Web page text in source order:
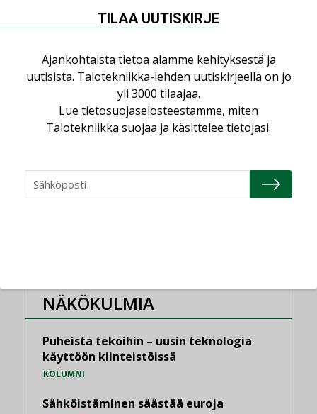
Sähköistyminen kasvaa voimakkaasti:
”Tulevat kilpailuedut syntyvät, kun
AJANKOHTAISTA,TILAAJILLE
Puutteellinen eristys lisää lämpöhäviöitä
LEHDEN ARTIKKELIT
Kaivamattomat menetelmät
LEHDEN ARTIKKELIT,TILAAJILLE
NÄKÖKULMIA
Puheista tekoihin – uusin teknologia
käyttöön kiinteistöissä
KOLUMNI
Sähköistäminen säästää euroja
TILAA UUTISKIRJE
Ajankohtaista tietoa alamme kehityksestä ja
uutisista. Talotekniikka-lehden uutiskirjeellä on jo
yli 3000 tilaajaa.
Lue tietosuojaselosteestamme, miten
Talotekniikka suojaa ja käsittelee tietojasi.